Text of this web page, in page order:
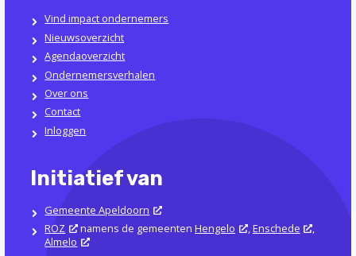
Vind impact ondernemers
Nieuwsoverzicht
Agendaoverzicht
Ondernemersverhalen
Over ons
Contact
Inloggen
Initiatief van
Gemeente Apeldoorn
ROZ
namens de gemeentenHengelo ,Enschede
,
Almelo